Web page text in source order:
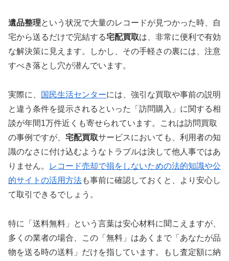
🏢 石川県金沢市 泉2丁目
レアアイテム・限定盤を
📞
TEL 076-213-5334 で直接相談
🎵 邦楽ロック・オルタナ系を 専門強化中
取。レアな邦楽ロックやインディーズ盤に強く、他
店で断られた希少盤も適正評価。
JUSTYで詳細を確認
遺品整理という状況で大量のレコードが見つかった時、自
宅から送るだけで完結する宅配買取は、非常に便利で有効
な解決策に見えます。しかし、その手軽さの裏には、注意
すべき落とし穴が潜んでいます。
実際に、 国民生活センターには、強引な買取や事前の説明
と違う条件を提示されるといった「訪問購入」に関する相
談が年間1万件近くも寄せられています。これは訪問買取
の事例ですが、 宅配買取サービスにおいても、利用者の知
識のなさに付け込むようなトラブルは決して他人事ではあ
りません。
レコード売却で損をしないための法的知識や公
的サイトの活用方法も事前に確認しておくと、より安心し
て取引できるでしょう。
特に「送料無料」という言葉は安心材料に聞こえますが、
多くの業者の場合、この「無料」はあくまで「あなたが品
物を送る時の送料」だけを指しています。もし査定額に納